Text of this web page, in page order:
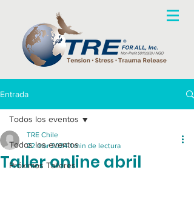
Entrada
Todos los eventos
Próximos Talleres
Todos los eventos
Taller online abril
TRE Chile
22 mar 2024 1 min de lectura